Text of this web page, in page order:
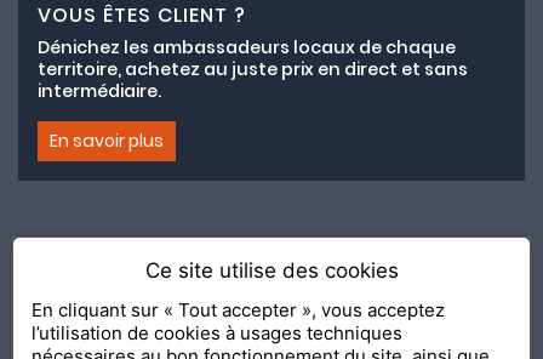
VOUS ÊTES CLIENT ?
Dénichez les ambassadeurs locaux de chaque
territoire, achetez au juste prix en direct et sans
intermédiaire.
En savoir plus
Adhésion au collectif lemeilleurchezvous.com
Nous contacter Nos Ambassadeurs Présentation
Ce site utilise des cookies
En cliquant sur « Tout accepter », vous acceptez
l’utilisation de cookies à usages techniques